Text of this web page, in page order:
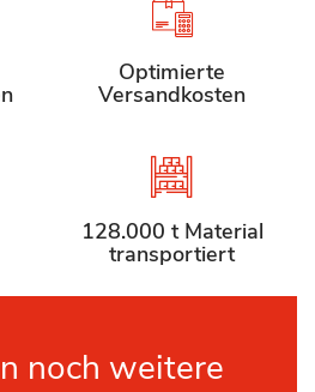
Optimierte
Versandkosten
128.000 t Material
transportiert
noch weitere